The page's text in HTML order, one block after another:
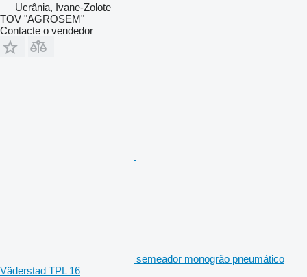
Ucrânia, Ivane-Zolote
TOV "AGROSEM"
Contacte o vendedor
semeador monogrão pneumático
Väderstad TPL 16